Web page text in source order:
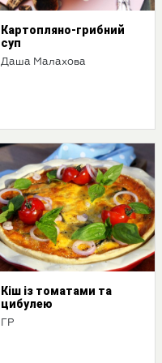
Картопляно-грибний
суп
Даша Малахова
Кіш із томатами та
цибулею
ГР